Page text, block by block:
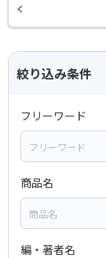
絞り込み条件
フリーワード
商品名
編・著者名